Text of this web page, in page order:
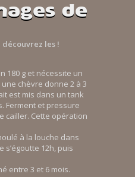
de
les !
180 g et nécessite un
chèvre donne 2 à 3
est mis dans un tank
Ferment et pressure
cailler. Cette opération
à la louche dans
s’égoutte 12h, puis
entre 3 et 6 mois.